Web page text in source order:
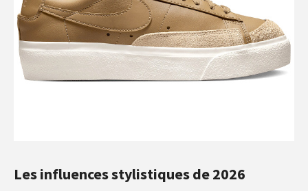
Les influences stylistiques de 2026